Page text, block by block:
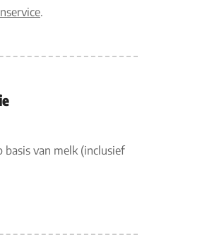
.
basis van melk (inclusief